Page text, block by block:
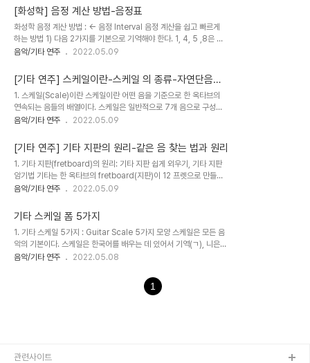
7th Chord는 현대음악을 표현하는 중요한 수단인데, 가장 큰 특징
이자 장점은 7도 위에 음인 텐션(Tension)을 사용할 수 있다는 것이
다. 이 코드는 3화음과는 색채가 많이 다르다. 3화음(Triad)은 전위
를 해도 2도가 되는 음정이 없는데 비해, 7th Chord는 전위를 하면
2도에 접하는 음 간격이 생기는데 이 음색이 독특하고 세련된 색깔을
[화성학] 음정 계산 방법-음정표
화성학 음정 계산 방법 : ← 음정 Interval 음정 계산을 쉽고 빠르게
하는 방법 1) 다음 2가지를 기본으로 기억해야 한다. 1, 4, 5 ,8은 완
전 음정이다. 2, 3, 6, 7은 장음정이다. 2) 반음 수를 기억하는 것이
기억한다. 화성학 음정 계산 방법 온음 수 반음 수 단,감음정 장음정 증
음정 완전음정 도~도 0 0 완전1도 perfect.unison 도~#도 0+1/2
1 단2도 minor 2nd 도~b레:단2도 도~레 1 2 장2도 major 2nd
도~#레 1+1/2 3 증2도 augmented 2nd (3) (=단3도) 도~b미:
단3도 도~미 1+1 4 장3도 major 3rd 도~파 2+1/2 5 완전4..
음악/기타 연주 2022.05.09
[기타 연주] 스케일이란-스케일 의 종류-자연단음계-
화성단음계-가락단음계-펜타토닉-믹소리디안-도리
안-로크리안-프리지안-애드립 방법
1. 스케일(Scale)이란 스케일이란 어떤 음을 기준으로 한 옥타브의
연속되는 음들의 배열이다. 스케일은 일반적으로 7개 음으로 구성되
는 Heptatonic이다 그러나 아래와 같이 5음, 6음, 7음, 8음 등으로
닉(Hexatonic) 7음 : Heptatonic 8음 : Octatonic 그러나 위
모든 옥타브의 공통점은 그 옥타브 속의 반음 수를 합하여 12개라는
점이다. 이것은 인간의 음악사에 있어 진리이다. 이것은 미래에도 영원
히 인간의 음악에 있어 진리이다. 세상의 모든 인간 음악은 반음 수를
어떻게 조절하느냐에 따라서 나왔고, 나오고, 나올 것이고 지구 상의
음악/기타 연주 2022.05.09
[기타 연주] 기타 지판의 원리-같은 음 찾는 법과 원리
1. 기타 지판(fretboard)의 원리: 기타 지판 쉽게 외우기, 기타 지판
암기법 기타는 한 옥타브의 fretboard(지판)이 12 프렛으로 만들어
져 있다. 그 이유는 인간의 음악에 있어 한 옥타브는 12개의 반음으로
로 존재하는 한 불변의 법칙이다. 인간이 한 옥타브 안에서 13개의 반
음을 듣는다면 이미 그는 인간이 아니거나 신이거나 곤충이다. Frets
: 반 음의 경계를 나타내 주는 금속 부분이다. 1 fret 올라가고 내려옴
에 따라 반음씩 높아지고 낮아진다. 위의 그림에서 사각형 안이 1옥타
브 지판의 구간이다. 즉 12 프렛(fret)이 속해 있는 구간이다. 각 줄 간
음악/기타 연주 2022.05.09
기타 스케일 폼 5가지
1. 기타 스케일 5가지 : Guitar Scale 5가지 모양 스케일은 모든 음
악의 기본이다. 스케일은 한국어를 배우는 데 있어서 기역(ㄱ), 니은
(ㄴ)을 먼저 알아야 하는 것과 같고, 잉글리시를 배움에 있어 a, b, c,
란 어렵다. 스케일에는 무수한 종류가 있는데, 메이저 스케일, 마이너
스케일, 펜타토닉 스케일이 있고, 또한 아이오니안(Ionian), 도리안
음악/기타 연주 2022.05.08
1
관련사이트